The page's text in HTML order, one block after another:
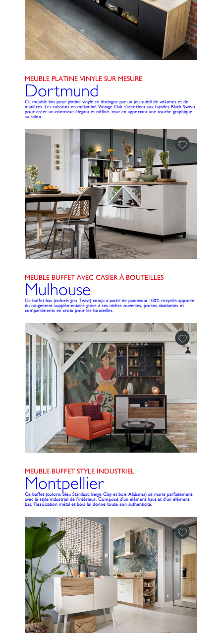
MEUBLE PLATINE VINYLE SUR MESURE
Dortmund
Ce meuble bas pour platine vinyle se distingue par un jeu subtil de volumes et de
matières. Les caissons en mélaminé Vintage Oak s’associent aux façades Black Sweet
pour créer un contraste élégant et raffiné, tout en apportant une touche graphique
au salon.
MEUBLE BUFFET AVEC CASIER À BOUTEILLES
Mulhouse
Ce buffet bas (coloris gris Twist) conçu à partir de panneaux 100% recyclés apporte
du rangement supplémentaire grâce à ses niches ouvertes, portes abattantes et
compartiments en croix pour les bouteilles.
MEUBLE BUFFET STYLE INDUSTRIEL
Montpellier
Ce buffet (coloris bleu Stardust, beige Clay et bois Alabama) se marie parfaitement
avec le style industriel de l'intérieur. Composé d'un élément haut et d'un élément
bas, l'association métal et bois lui donne toute son authenticité.